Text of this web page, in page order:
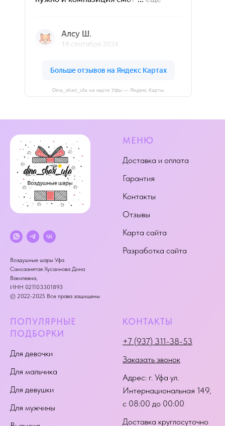
Dina_shari_ufa на карте Уфы — Яндекс Карты
Воздушные шары Уфа
Самозанятая Хусаинова Дина
Вакилевна,
ИНН 021103301893
© 2022-2025 Все права защищены
МЕНЮ
Доставка и оплата
Гарантия
Контакты
Отзывы
Карта сайта
Разработка сайта
ПОПУЛЯРНЫЕ
ПОДБОРКИ
Для девочки
Для мальчика
Для девушки
Для мужчины
КОНТАКТЫ
+7 (937) 311-38-53
Заказать звонок
Адрес: г. Уфа ул.
Интернациональная 149,
с 08:00 до 00:00
Доставка круглосуточно